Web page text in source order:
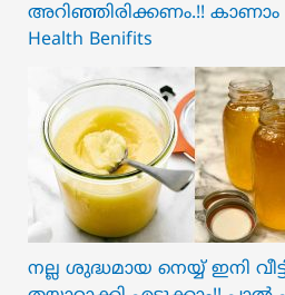
അറിഞ്ഞിരിക്കണം.!! കാണാം |
Health Benifits
നല്ല ശുദ്ധമായ നെയ്യ് ഇനി